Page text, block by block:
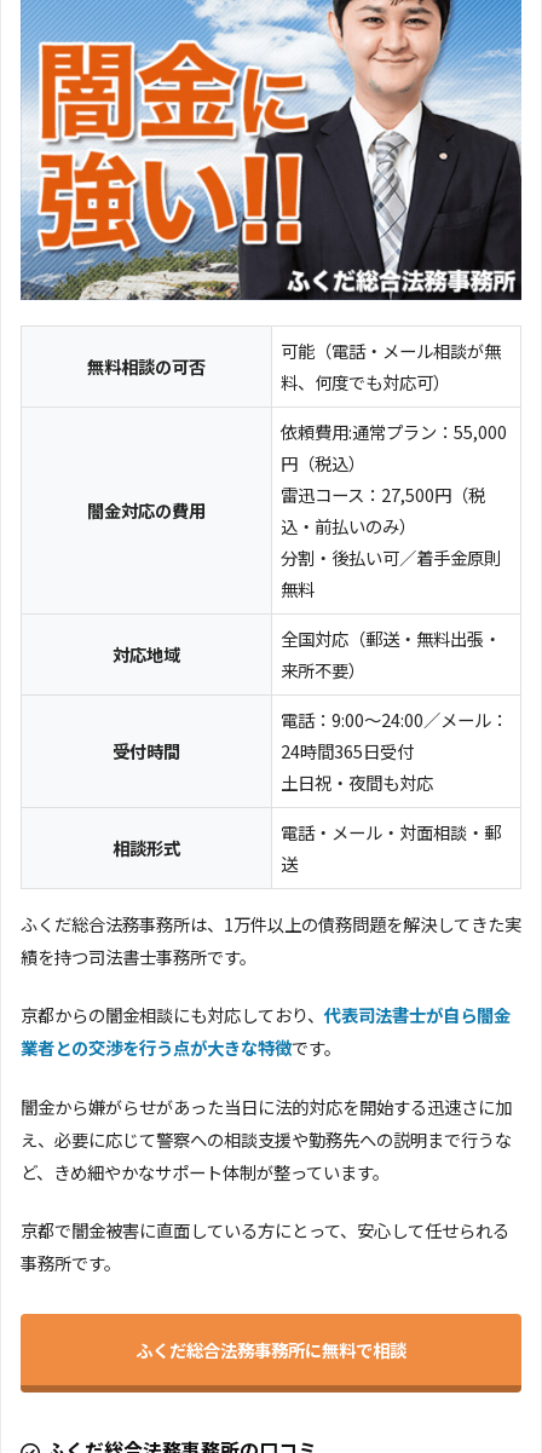
無料相談の可否
可能（電話・メール相談が無
料、何度でも対応可）
闇金対応の費用
依頼費用:通常プラン：55,000
円（税込）
雷迅コース：27,500円（税
込・前払いのみ）
分割・後払い可／着手金原則
無料
対応地域
全国対応（郵送・無料出張・
来所不要）
受付時間
電話：9:00〜24:00／メール：
24時間365日受付
土日祝・夜間も対応
相談形式
電話・メール・対面相談・郵
送
ふくだ総合法務事務所は、1万件以上の債務問題を解決してきた実
績を持つ司法書士事務所です。
京都からの闇金相談にも対応しており、代表司法書士が自ら闇金
業者との交渉を行う点が大きな特徴です。
闇金から嫌がらせがあった当日に法的対応を開始する迅速さに加
え、必要に応じて警察への相談支援や勤務先への説明まで行うな
ど、きめ細やかなサポート体制が整っています。
京都で闇金被害に直面している方にとって、安心して任せられる
事務所です。
ふくだ総合法務事務所に無料で相談